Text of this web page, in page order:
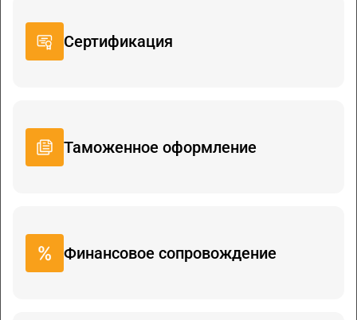
Сертификация
Таможенное оформление
Финансовое сопровождение